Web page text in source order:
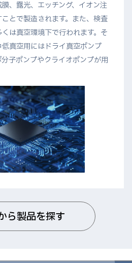
、露光、エッチング、イオン注
とで製造されます。また、検査
は真空環境下で行われます。そ
真空用にはドライ真空ポンプ
子ポンプやクライオポンプが用
ら製品を探す